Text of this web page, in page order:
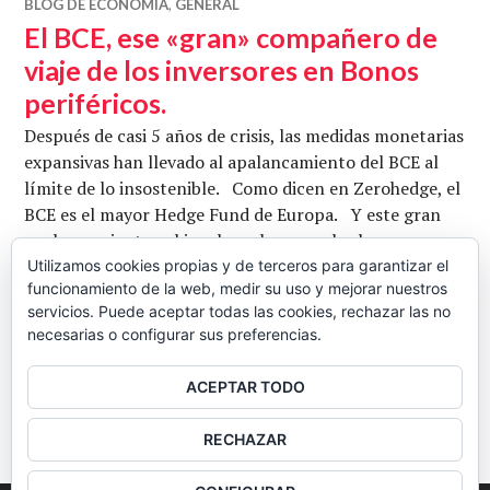
BLOG DE ECONOMIA, GENERAL
El BCE, ese «gran» compañero de
viaje de los inversores en Bonos
periféricos.
Después de casi 5 años de crisis, las medidas monetarias
expansivas han llevado al apalancamiento del BCE al
límite de lo insostenible. Como dicen en Zerohedge, el
BCE es el mayor Hedge Fund de Europa. Y este gran
apalancamiento, al igual que le pasa a los bancos
españoles, hace que en un balance tan grande el
mínimo deterioro de sus activos pueda llevarse …
Seguir leyendoEl BCE, ese «gran» compañero de
BARRA
LATERAL
Utilizamos cookies propias y de terceros para garantizar el
funcionamiento de la web, medir su uso y mejorar nuestros
servicios. Puede aceptar todas las cookies, rechazar las no
necesarias o configurar sus preferencias.
ACEPTAR TODO
RECHAZAR